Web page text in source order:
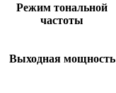
Режим тональной
частоты
Выходная мощность